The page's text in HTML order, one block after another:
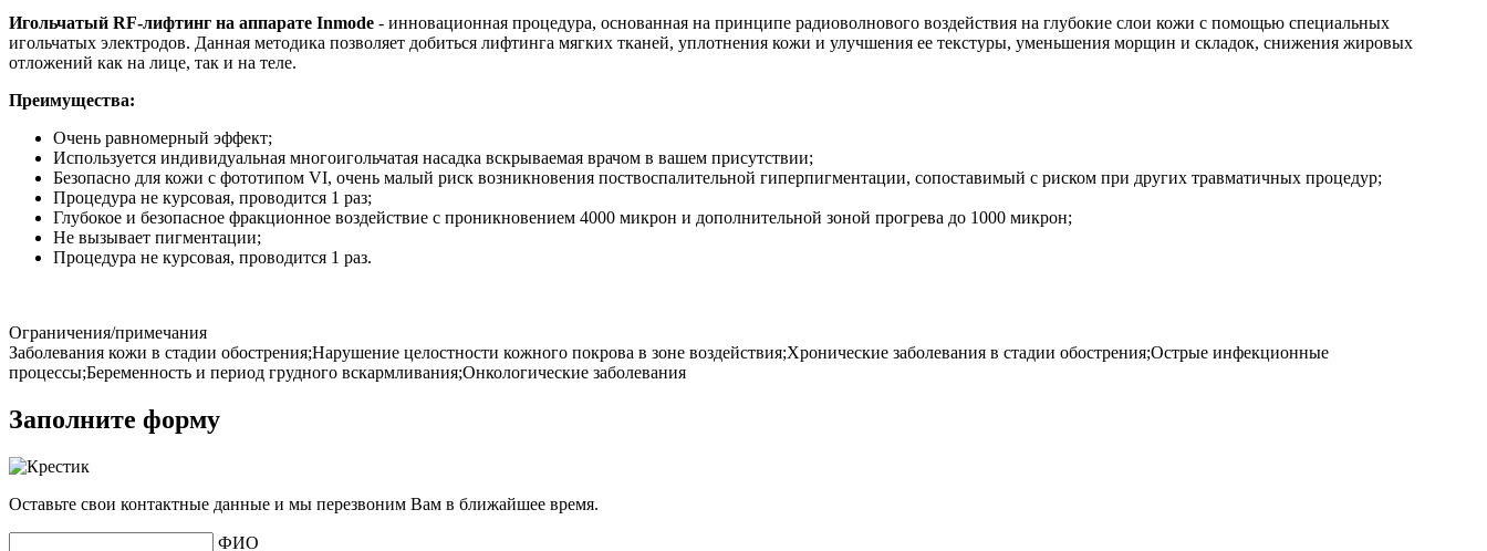
Игольчатый RF-лифтинг на аппарате Inmode - инновационная процедура, основанная на принципе радиоволнового воздействия на глубокие слои кожи с помощью специальных
игольчатых электродов. Данная методика позволяет добиться лифтинга мягких тканей, уплотнения кожи и улучшения ее текстуры, уменьшения морщин и складок, снижения жировых
отложений как на лице, так и на теле.
Преимущества:
Очень равномерный эффект;
Используется индивидуальная многоигольчатая насадка вскрываемая врачом в вашем присутствии;
Безопасно для кожи с фототипом VI, очень малый риск возникновения поствоспалительной гиперпигментации, сопоставимый с риском при других травматичных процедур;
Процедура не курсовая, проводится 1 раз;
Глубокое и безопасное фракционное воздействие с проникновением 4000 микрон и дополнительной зоной прогрева до 1000 микрон;
Не вызывает пигментации;
Процедура не курсовая, проводится 1 раз.
Ограничения/примечания
Заболевания кожи в стадии обострения;Нарушение целостности кожного покрова в зоне воздействия;Хронические заболевания в стадии обострения;Острые инфекционные
процессы;Беременность и период грудного вскармливания;Онкологические заболевания
Заполните форму
Оставьте свои контактные данные и мы перезвоним Вам в ближайшее время.
ФИО